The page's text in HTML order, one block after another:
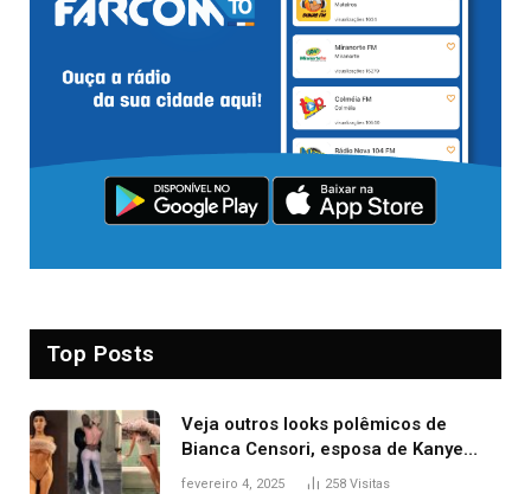
Top Posts
Veja outros looks polêmicos de
Bianca Censori, esposa de Kanye
West que apareceu nua no Grammy
fevereiro 4, 2025 258 Visitas